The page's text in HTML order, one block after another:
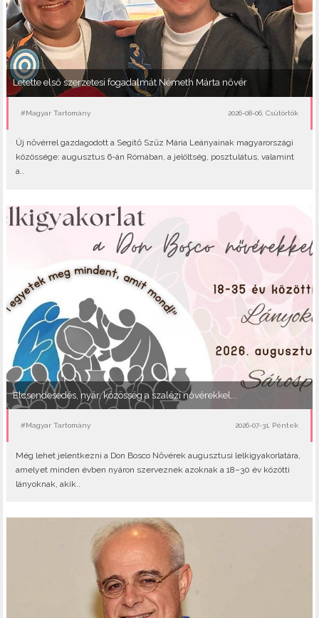
Letette első szerzetesi fogadalmát Németh Márta nővér
#Magyar Tartomány 2026-08-06, Csütörtök
Új nővérrel gazdagodott a Segítő Szűz Mária Leányainak magyarországi
közössége: augusztus 6-án Rómában, a jelöltség, posztulátus, valamint
a..
Elcsendesedés, nyár, közösség a szalézi nővérekkel...
#Magyar Tartomány 2026-07-31, Péntek
Még lehet jelentkezni a Don Bosco Nővérek augusztusi lelkigyakorlatára,
amelyet minden évben nyáron szerveznek azoknak a 18–30 év közötti
lányoknak, akik..